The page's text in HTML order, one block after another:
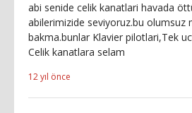
abi senide celik kanatlari havada
abilerimizide seviyoruz.bu olumsuz
bakma.bunlar Klavier pilotlari,Tek
Celik kanatlara selam
12 yıl önce